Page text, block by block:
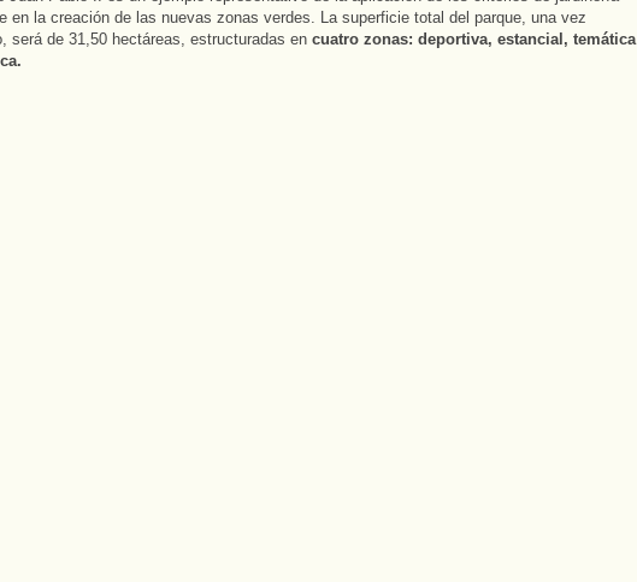
en la creación de las nuevas zonas verdes. La superficie total del parque, una vez
será de 31,50 hectáreas, estructuradas en cuatro zonas: deportiva, estancial, temática